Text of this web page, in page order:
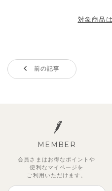
対象商品
前の記事
MEMBER
会員さまはお得なポイントや
便利な マイページを
ご利用いただけます。